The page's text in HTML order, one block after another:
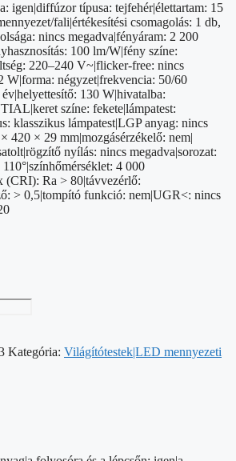
igen|diffúzor típusa: tejfehér|élettartam: 15
fali|értékesítési csomagolás: 1 db,
nincs megadva|fényáram: 2 200
100 lm/W|fény színe:
220–240 V~|flicker-free: nincs
W|forma: négyzet|frekvencia: 50/60
130 W|hivatalba:
színe: fekete|lámpatest:
klasszikus lámpatest|LGP anyag: nincs
420 × 29 mm|mozgásérzékelő: nem|
nyílás: nincs megadva|sorozat:
4 000
(CRI): Ra > 80|távvezérlő:
> 0,5|tompító funkció: nem|UGR<: nincs
Kategória: Világítótestek|LED mennyezeti